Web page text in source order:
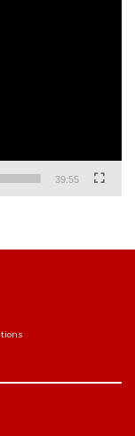
39:55